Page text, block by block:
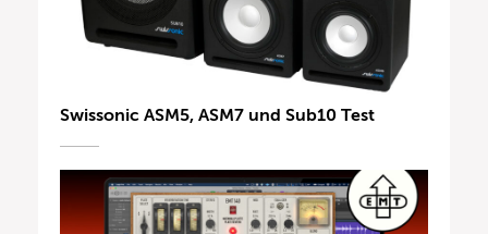
Swissonic ASM5, ASM7 und Sub10 Test